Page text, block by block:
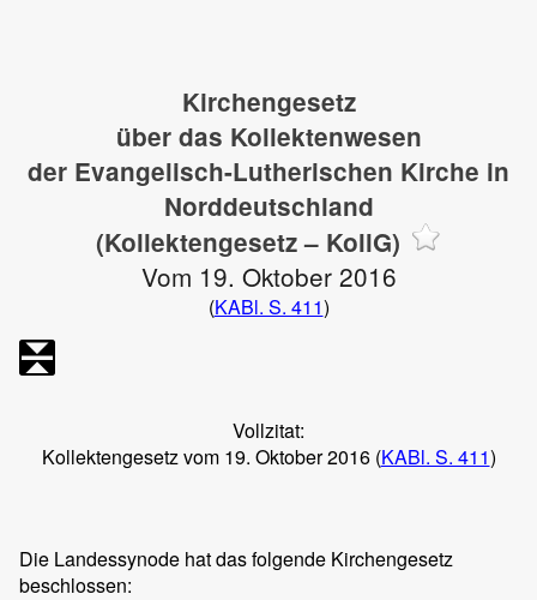
Kirchengesetz
über das Kollektenwesen
der Evangelisch-Lutherischen Kirche in
Norddeutschland
(Kollektengesetz – KollG)
Vom 19. Oktober 2016
(KABl. S. 411)
Vollzitat:
Kollektengesetz vom 19. Oktober 2016 (KABl. S. 411)
Die Landessynode hat das folgende Kirchengesetz
beschlossen: